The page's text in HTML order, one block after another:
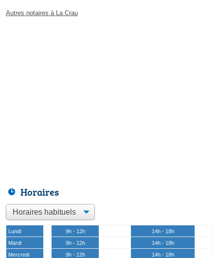
Autres notaires à La Crau
Horaires
Lundi 9h - 12h
14h - 18h
Mardi
9h - 12h
14h - 18h
Mercredi
9h - 12h
14h - 18h